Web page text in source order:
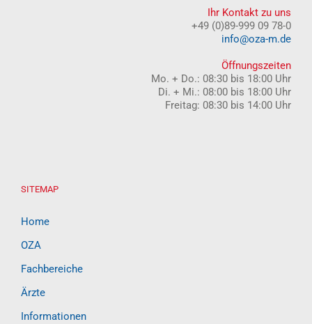
Ihr Kontakt zu uns
+49 (0)89-999 09 78-0
info@oza-m.de
Öffnungszeiten
Mo. + Do.: 08:30 bis 18:00 Uhr
Di. + Mi.: 08:00 bis 18:00 Uhr
Freitag: 08:30 bis 14:00 Uhr
SITEMAP
Home
OZA
Fachbereiche
Ärzte
Informationen